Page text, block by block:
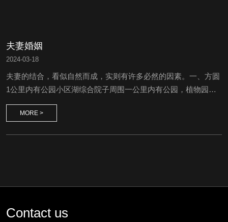
夫妻婚姻
2024-03-18
夫妻的结合，看似自然而成，实则有许多必然的因素。一、方圆
1公里内有公园小区湖综合院子周围一公里内有公园，植物园或
者整片的绿地，并且按步行来说15分钟之内可以到达的公园，这
些都是属于好风水了；居住在这样环境下的夫妻，婚姻大多数都
MORE >
Contact us